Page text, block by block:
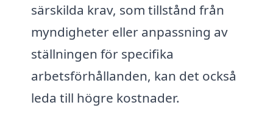
särskilda krav, som tillstånd från
myndigheter eller anpassning av
ställningen för specifika
arbetsförhållanden, kan det också
leda till högre kostnader.